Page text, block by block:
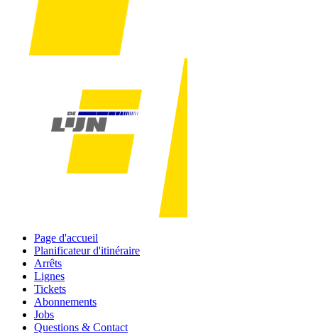
Page d'accueil
Planificateur d'itinéraire
Arrêts
Lignes
Tickets
Abonnements
Jobs
Questions & Contact